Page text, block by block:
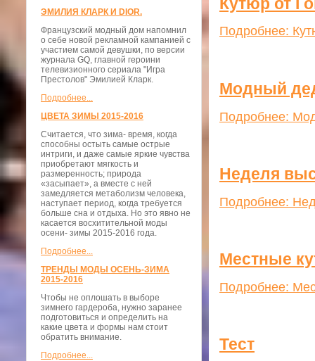
ЭМИЛИЯ КЛАРК И DIOR.
Французский модный дом напомнил
о себе новой рекламной кампанией с
участием самой девушки, по версии
журнала GQ, главной героини
телевизионного сериала "Игра
Престолов" Эмилией Кларк.
Подробнее...
ЦВЕТА ЗИМЫ 2015-2016
Считается, что зима- время, когда
способны остыть самые острые
интриги, и даже самые яркие чувства
приобретают мягкость и
размеренность; природа
«засыпает», а вместе с ней
замедляется метаболизм человека,
наступает период, когда требуется
больше сна и отдыха. Но это явно не
касается восхитительной моды
осени- зимы 2015-2016 года.
Подробнее...
ТРЕНДЫ МОДЫ ОСЕНЬ-ЗИМА
2015-2016
Чтобы не оплошать в выборе
зимнего гардероба, нужно заранее
подготовиться и определить на
какие цвета и формы нам стоит
обратить внимание.
Подробнее...
Подробнее:
Модный
Подробнее:
Неделя
Подробнее:
Местные
Подробнее:
Тест